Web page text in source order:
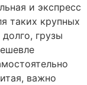
и экспресс
таких крупных
грузы
важно